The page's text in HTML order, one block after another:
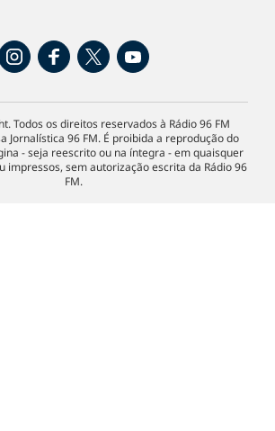
Todos os direitos reservados à Rádio 96 FM
Jornalística 96 FM. É proibida a reprodução do
- seja reescrito ou na íntegra - em quaisquer
impressos, sem autorização escrita da Rádio 96
FM.